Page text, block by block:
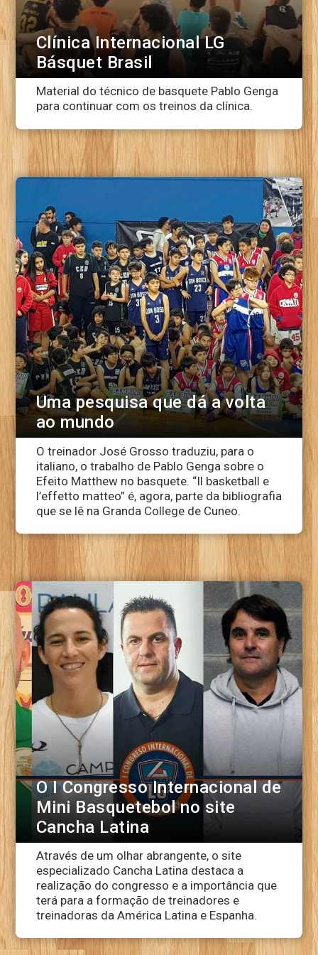
Clínica Internacional LG
Básquet Brasil
Material do técnico de basquete Pablo Genga
para continuar com os treinos da clínica.
Uma pesquisa que dá a volta
ao mundo
O treinador José Grosso traduziu, para o
italiano, o trabalho de Pablo Genga sobre o
Efeito Matthew no basquete. “Il basketball e
l’effetto matteo” é, agora, parte da bibliografia
que se lê na Granda College de Cuneo.
O I Congresso Internacional de
Mini Basquetebol no site
Cancha Latina
Através de um olhar abrangente, o site
especializado Cancha Latina destaca a
realização do congresso e a importância que
terá para a formação de treinadores e
treinadoras da América Latina e Espanha.